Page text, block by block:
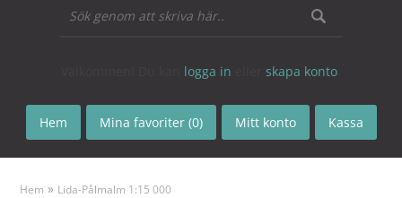
logga in skapa konto
Hem Mina favoriter (0) Mitt konto Kassa
Hem » Lida-Pålmalm 1:15 000